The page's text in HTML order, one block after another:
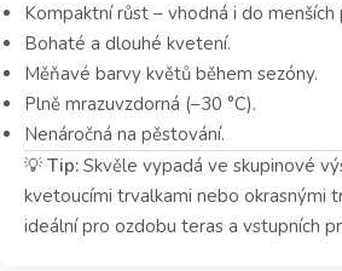
Kompaktní růst – vhodná i do menších
Bohaté a dlouhé kvetení.
Měňavé barvy květů během sezóny.
Plně mrazuvzdorná (–30 °C).
Nenáročná na pěstování.
💡 Tip: Skvěle vypadá ve skupinové
kvetoucími trvalkami nebo okrasnými
ideální pro ozdobu teras a vstupních